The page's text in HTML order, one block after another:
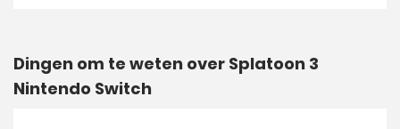
Dingen om te weten over Splatoon 3
Nintendo Switch